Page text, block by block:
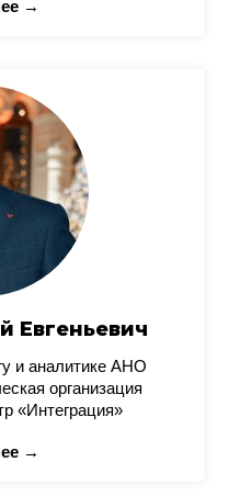
→
Евгеньевич
и аналитике АНО
организация
«Интеграция»
→